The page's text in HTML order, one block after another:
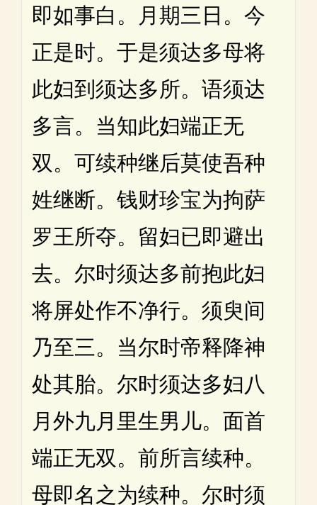
即如事白。月期三日。今
正是时。于是须达多母将
此妇到须达多所。语须达
多言。当知此妇端正无
双。可续种继后莫使吾种
姓继断。钱财珍宝为拘萨
罗王所夺。留妇已即避出
去。尔时须达多前抱此妇
将屏处作不净行。须臾间
乃至三。当尔时帝释降神
处其胎。尔时须达多妇八
月外九月里生男儿。面首
端正无双。前所言续种。
母即名之为续种。尔时须